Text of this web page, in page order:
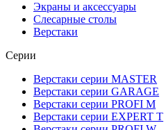
Экраны и аксессуары
Слесарные столы
Верстаки
Серии
Верстаки серии MASTER
Верстаки серии GARAGE
Верстаки серии PROFI M
Верстаки серии EXPERT T